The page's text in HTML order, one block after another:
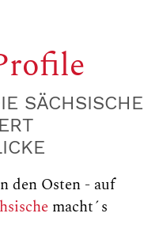
SÄCHSISCHE
den Osten - auf
macht´s